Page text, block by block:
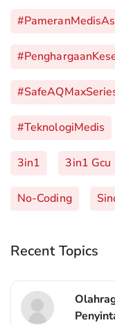
#TeknologiMedis
3in1 3in1 Gcu
No-Coding
Recent Topics